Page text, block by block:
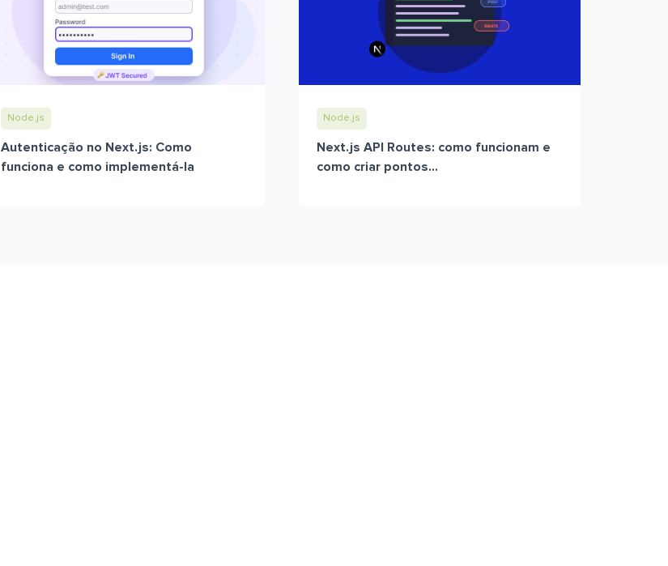
Node.js
Autenticação no Next.js: Como
funciona e como implementá-la
Node.js
Next.js API Routes: como funcionam e
como criar pontos...